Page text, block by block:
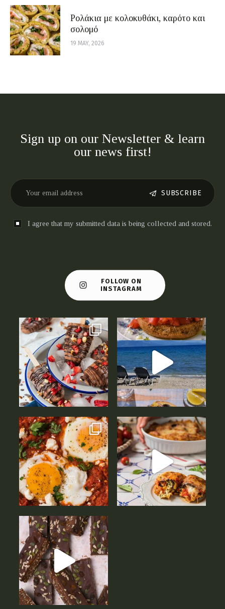
Ρολάκια με κολοκυθάκι, καρότο και
σολομό
19 MAY, 2026
Sign up on our Newsletter & learn
our news first!
SUBSCRIBE
I agree that my submitted data is being collected and stored.
FOLLOW ON
INSTAGRAM